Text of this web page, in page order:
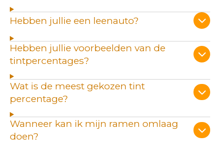
Hebben jullie een leenauto?
Hebben jullie voorbeelden van de
tintpercentages?
Wat is de meest gekozen tint
percentage?
Wanneer kan ik mijn ramen omlaag
doen?